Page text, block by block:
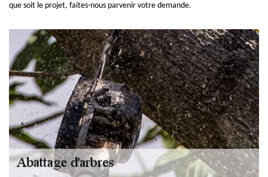
que soit le projet, faites-nous parvenir votre demande.